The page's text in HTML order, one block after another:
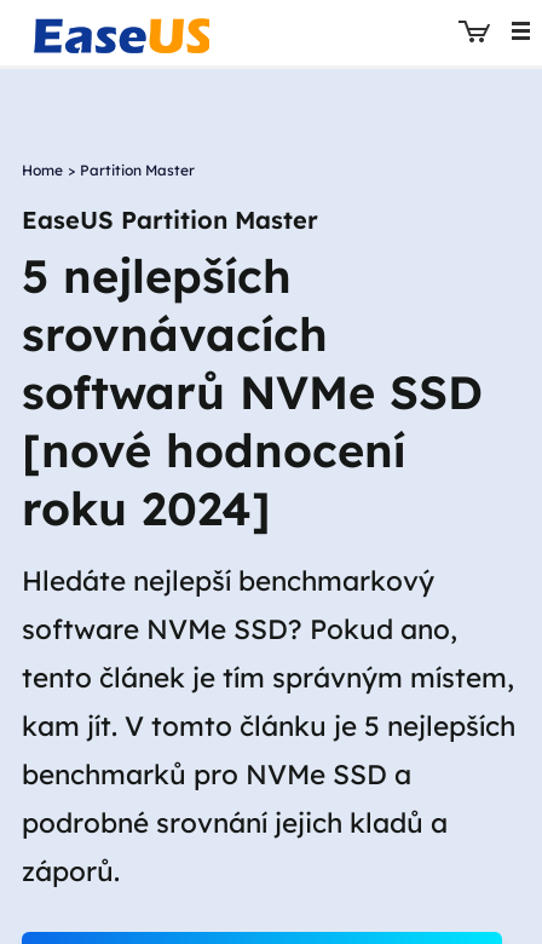
Home > Partition Master
EaseUS Partition Master
5 nejlepších
srovnávacích
softwarů NVMe SSD
[nové hodnocení
roku 2024]
Hledáte nejlepší benchmarkový
software NVMe SSD? Pokud ano,
tento článek je tím správným místem,
kam jít. V tomto článku je 5 nejlepších
benchmarků pro NVMe SSD a
podrobné srovnání jejich kladů a
záporů.